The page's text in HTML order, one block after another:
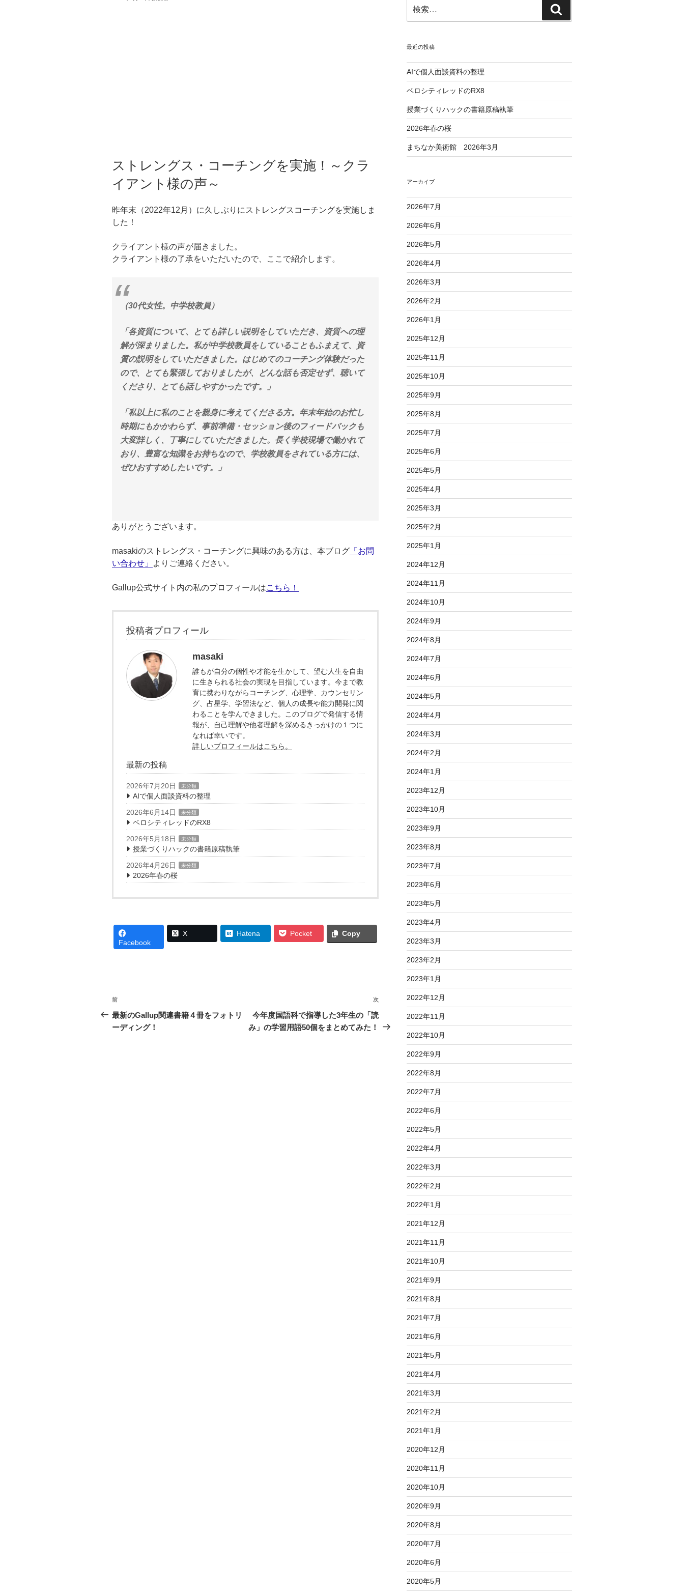
ストレングス・コーチングを実施！～クラ
イアント様の声～
昨年末（2022年12月）に久しぶりにストレングスコーチングを実施しま
した！
クライアント様の声が届きました。
クライアント様の了承をいただいたので、ここで紹介します。
（30代女性。中学校教員）
「各資質について、とても詳しい説明をしていただき、資質への理
解が深まりました。私が中学校教員をしていることもふまえて、資
質の説明をしていただきました。はじめてのコーチング体験だった
ので、とても緊張しておりましたが、どんな話も否定せず、聴いて
くださり、とても話しやすかったです。」
「私以上に私のことを親身に考えてくださる方。年末年始のお忙し
時期にもかかわらず、事前準備・セッション後のフィードバックも
大変詳しく、丁寧にしていただきました。長く学校現場で働かれて
おり、豊富な知識をお持ちなので、学校教員をされている方には、
ぜひおすすめしたいです。」
ありがとうございます。
masakiのストレングス・コーチングに興味のある方は、本ブログ 「お問
い合わせ」
よりご連絡ください。
Gallup公式サイト内の私のプロフィールはこちら！
投稿者プロフィール
masaki
誰もが自分の個性や才能を生かして、望む人生を自由
に生きられる社会の実現を目指しています。今まで教
育に携わりながらコーチング、心理学、カウンセリン
グ、占星学、学習法など、個人の成長や能力開発に関
わることを学んできました。このブログで発信する情
報が、自己理解や他者理解を深めるきっかけの１つに
なれば幸いです。
詳しいプロフィールはこちら。
最新の投稿
2026年7月20日 未分類
AIで個人面談資料の整理
2026年6月14日
未分類
ベロシティレッドのRX8
2026年5月18日
未分類
授業づくりハックの書籍原稿執筆
2026年4月26日
未分類
2026年春の桜
Facebook
X Hatena Pocket Copy
投
稿
ナ
前
の
投
前
最新のGallup関連書籍４冊をフォトリ
ーディング！
次
の
投
次
今年度国語科で指導した3年生の「読
み」の学習用語50個をまとめてみた！
索:
索
最近の投稿
AIで個人面談資料の整理
ベロシティレッドのRX8
授業づくりハックの書籍原稿執筆
2026年春の桜
まちなか美術館 2026年3月
アーカイブ
2026年7月
2026年6月
2026年5月
2026年4月
2026年3月
2026年2月
2026年1月
2025年12月
2025年11月
2025年10月
2025年9月
2025年8月
2025年7月
2025年6月
2025年5月
2025年4月
2025年3月
2025年2月
2025年1月
2024年12月
2024年11月
2024年10月
2024年9月
2024年8月
2024年7月
2024年6月
2024年5月
2024年4月
2024年3月
2024年2月
2024年1月
2023年12月
2023年10月
2023年9月
2023年8月
2023年7月
2023年6月
2023年5月
2023年4月
2023年3月
2023年2月
2023年1月
2022年12月
2022年11月
2022年10月
2022年9月
2022年8月
2022年7月
2022年6月
2022年5月
2022年4月
2022年3月
2022年2月
2022年1月
2021年12月
2021年11月
2021年10月
2021年9月
2021年8月
2021年7月
2021年6月
2021年5月
2021年4月
2021年3月
2021年2月
2021年1月
2020年12月
2020年11月
2020年10月
2020年9月
2020年8月
2020年7月
2020年6月
2020年5月